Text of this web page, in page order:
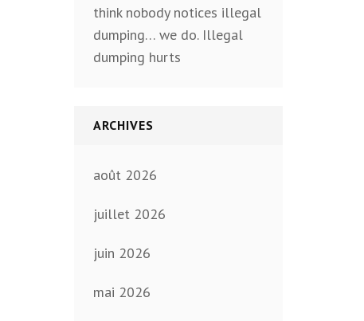
think nobody notices illegal
dumping… we do. Illegal
dumping hurts
ARCHIVES
août 2026
juillet 2026
juin 2026
mai 2026